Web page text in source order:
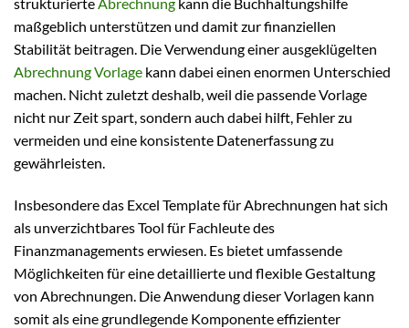
maßgeblich unterstützen und damit zur finanziellen
Stabilität beitragen. Die Verwendung einer ausgeklügelten
Abrechnung Vorlage kann dabei einen enormen Unterschied
machen. Nicht zuletzt deshalb, weil die passende Vorlage
nicht nur Zeit spart, sondern auch dabei hilft, Fehler zu
vermeiden und eine konsistente Datenerfassung zu
gewährleisten.
Insbesondere das Excel Template für Abrechnungen hat sich
als unverzichtbares Tool für Fachleute des
Finanzmanagements erwiesen. Es bietet umfassende
Möglichkeiten für eine detaillierte und flexible Gestaltung
von Abrechnungen. Die Anwendung dieser Vorlagen kann
somit als eine grundlegende Komponente effizienter